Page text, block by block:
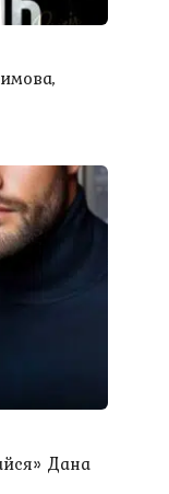
Дана